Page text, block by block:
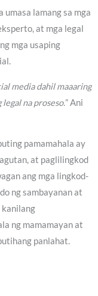
umasa lamang sa mga
at mga legal
mga usaping
media dahil maaaring
legal na proseso.” Ani
pamamahala ay
at paglilingkod
ang mga lingkod-
ng sambayanan at
ng mamamayan at
panlahat.